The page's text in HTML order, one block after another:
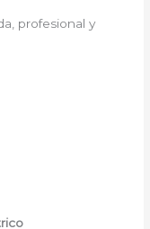
profesional y